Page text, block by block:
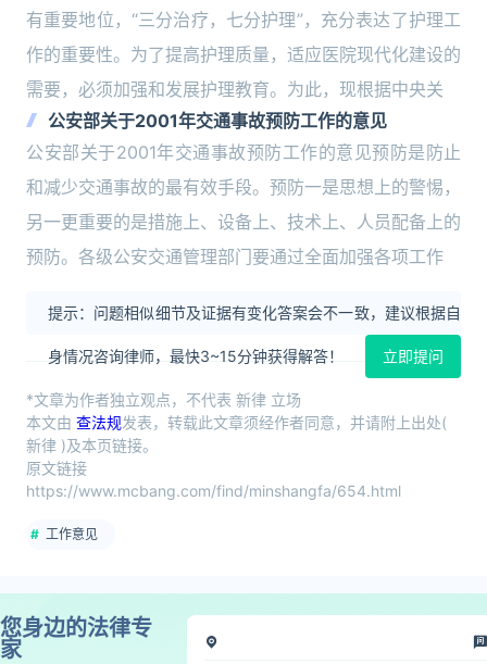
有重要地位，“三分治疗，七分护理”，充分表达了护理工
作的重要性。为了提高护理质量，适应医院现代化建设的
需要，必须加强和发展护理教育。为此，现根据中央关
公安部关于2001年交通事故预防工作的意见
公安部关于2001年交通事故预防工作的意见预防是防止
和减少交通事故的最有效手段。预防一是思想上的警惕，
另一更重要的是措施上、设备上、技术上、人员配备上的
预防。各级公安交通管理部门要通过全面加强各项工作
提示：问题相似细节及证据有变化答案会不一致，建议根据自
身情况咨询律师，最快3~15分钟获得解答！ 立即提问
*文章为作者独立观点，不代表 新律 立场
本文由 查法规发表，转载此文章须经作者同意，并请附上出处(
新律 )及本页链接。
原文链接
https://www.mcbang.com/find/minshangfa/654.html
工作意见
您身边的法律专
家